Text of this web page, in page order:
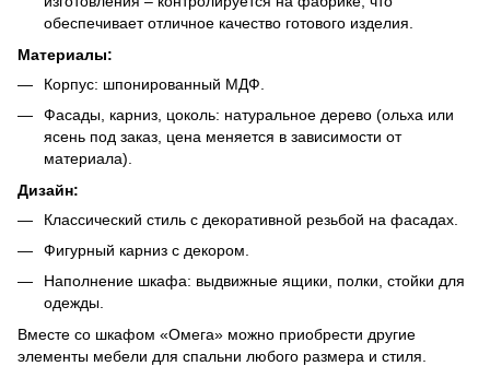
обеспечивает отличное качество готового изделия.
Материалы:
Корпус: шпонированный МДФ.
Фасады, карниз, цоколь: натуральное дерево (ольха или
ясень под заказ, цена меняется в зависимости от
материала).
Дизайн:
Классический стиль с декоративной резьбой на фасадах.
Фигурный карниз с декором.
Наполнение шкафа: выдвижные ящики, полки, стойки для
одежды.
Вместе со шкафом «Омега» можно приобрести другие
элементы мебели для спальни любого размера и стиля.